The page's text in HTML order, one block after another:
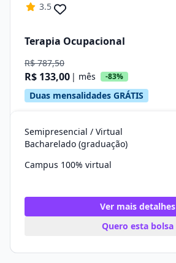
3.5
Terapia Ocupacional
R$ 787,50
R$ 133,00 | mês -83%
Duas mensalidades GRÁTIS
Semipresencial / Virtual
Bacharelado (graduação)
Campus 100% virtual
Ver mais detalhes
Quero esta bolsa